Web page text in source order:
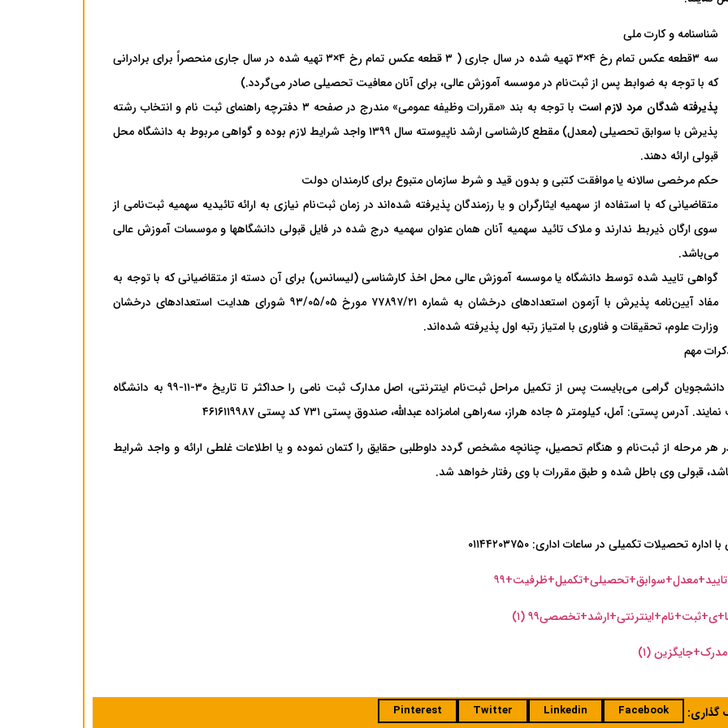
شناسنامه‌ و کارت ملی
سه ۳قطعه‌ عکس‌ تمام‌ رخ‌ ۴×۳ تهیه‌ شده‌ در سال‌ جاری‌ ( ۳ قطعه‌ عکس‌ تمام‌ رخ‌ ۴×۳ تهیه‌ شده‌ در سال‌ جاری‌ منحصراً برای‌ برادرانی‌
که‌ با توجه‌ به‌ ضوابط پس‌ از ثبت‌نام‌ در موسسه‌ آموزش‌ عالی‌، برای‌ آنان‌ معافیت‌ تحصیلی‌ صادر می‌گردد.)
پذیرفته شدگان مرد لازم است
با توجه‌ به‌ بند «مقررات‌ وظیفه‌ عمومی»‌ مندرج‌ در صفحه ۳ دفترچه‌ راهنمای‌ ثبت نام و انتخاب رشته
پذیرش با سوابق تحصیلی (معدل) مقطع کارشناسی‌ ارشد ناپیوسته‌ سال ۱۳۹۹ واجد شرایط لازم بوده و گواهی مربوط به دانشگاه محل
قبولی ارائه دهند.
حکم‌ مرخصی‌ سالانه‌ یا موافقت‌ کتبی‌ و بدون‌ قید و شرط سازمان‌ متبوع‌ برای‌ کارمندان‌ دولت
متقاضیانی که با استفاده از سهمیه‌ ایثارگران و یا رزمندگان پذیرفته ‌شده‌اند در زمان ثبت‌نام نیازی به ارائه تائیدیه سهمیه ثبت‌نامی از
سوی ارگان ذیربط ندارند و ملاک تائید سهمیه آنان همان عنوان سهمیه درج شده در فایل قبولی دانشگاهها و موسسات آموزش عالی
می‌باشد.
گواهی‌ تایید شده‌ توسط دانشگاه‌ یا موسسه‌ آموزش‌ عالی‌ محل‌ اخذ کارشناسی‌ (لیسانس‌) برای‌ آن‌ دسته‌ از متقاضیانی که‌ با توجه‌ به‌
مفاد آیین‌نامه پذیرش با آزمون استعدادهای درخشان به شماره ۷۷۸۹۷/۲۱ مورخ ۹۳/۰۵/۰۵ شورای هدایت استعدادهای درخشان
وزارت‌ علوم‌، تحقیقات‌ و فناوری‌ با امتیاز‌ رتبه‌ اول‌ پذیرفته‌ شده‌اند.
مهم
الف- دانشجویان گرامی می‌بایست پس از تکمیل مراحل ثبت‌نام اینترنتی، اصل مدارک ثبت نامی را حداکثر تا تاریخ ۳۰-۱۱-۹۹ به دانشگاه
پستی: آمل، کیلومتر ۵ جاده هراز، سه‌راهی امامزاده عبدالله، صندوق پستی ۷۳۱ کد پستی ۴۶۱۶۱۱۹۹۸۷
هر مرحله‌ از ثبت‌نام‌ و هنگام‌ تحصیل‌، چنانچه‌ مشخص‌ گردد داوطلبی‌ حقایق‌ را کتمان‌ نموده‌ و یا اطلاعات غلطی ارائه و واجد شرایط
قبولی‌ وی باطل شده‌ و طبق‌ مقررات‌ با وی‌ رفتار خواهد شد.
اداره تحصیلات تکمیلی در ساعات اداری: ۰۱۱۴۴۲۰۳۷۵۰
(۱)
(۱)
گذاری: Facebook
Linkedin
Twitter
Pinterest